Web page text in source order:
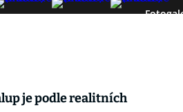
je podle realitních